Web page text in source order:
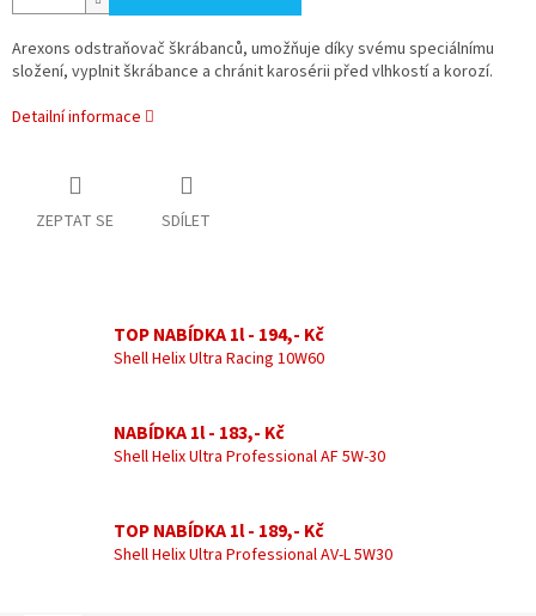
Arexons odstraňovač škrábanců, umožňuje díky svému speciálnímu
složení, vyplnit škrábance a chránit karosérii před vlhkostí a korozí.
Detailní informace
ZEPTAT SE SDÍLET
TOP NABÍDKA 1l - 194,- Kč
Shell Helix Ultra Racing 10W60
NABÍDKA 1l - 183,- Kč
Shell Helix Ultra Professional AF 5W-30
TOP NABÍDKA 1l - 189,- Kč
Shell Helix Ultra Professional AV-L 5W30